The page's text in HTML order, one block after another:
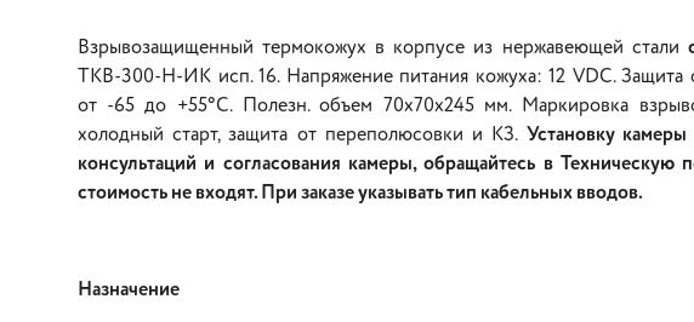
Взрывозащищенный термокожух в корпусе из нержавеющей стали
ТКВ-300-Н-ИК исп. 16. Напряжение питания кожуха: 12 VDC. Защита
от -65 до +55°С. Полезн. объем 70х70х245 мм. Маркировка
холодный старт, защита от переполюсовки и КЗ. Установку
консультаций и согласования камеры, обращайтесь в
стоимость не входят. При заказе указывать тип кабельных вводов.
Назначение